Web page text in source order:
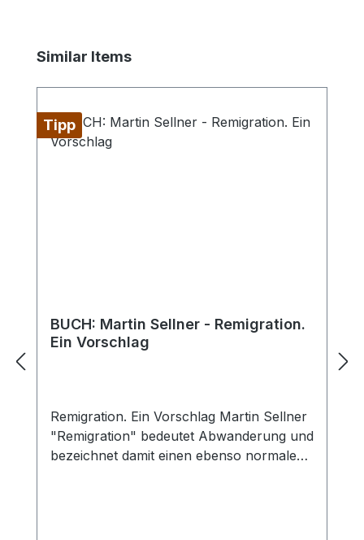
Produktgalerie überspringen
Similar Items
Tipp
BUCH: Martin Sellner - Remigration.
Ein Vorschlag
Remigration. Ein Vorschlag Martin Sellner
"Remigration" bedeutet Abwanderung und
bezeichnet damit einen ebenso normalen